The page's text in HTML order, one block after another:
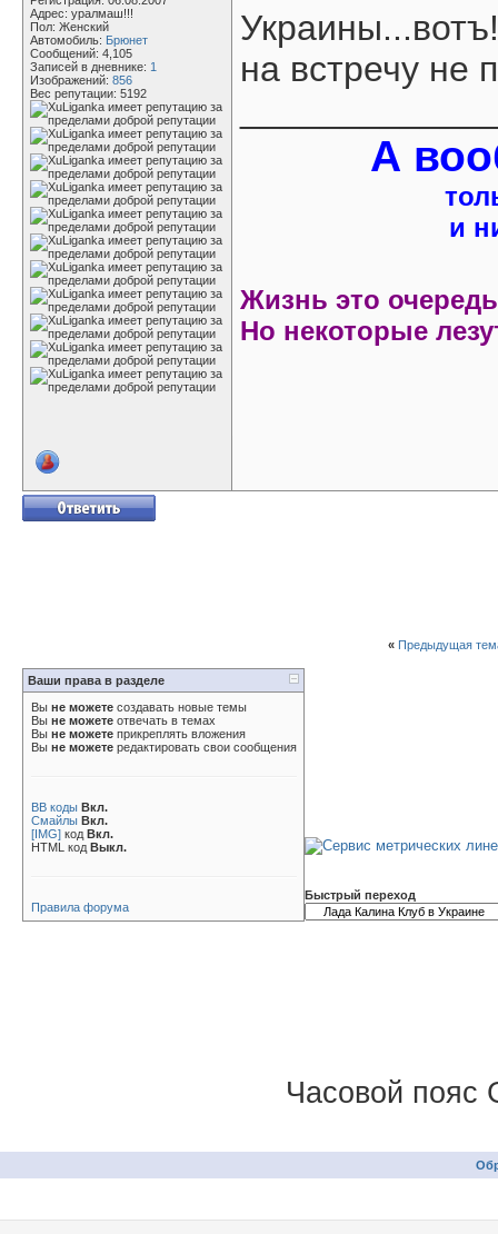
Адрес: уралмаш!!!
Пол: Женский
Автомобиль: Брюнет
Сообщений: 4,105
Записей в дневнике: 1
Изображений: 856
Вес репутации: 5192
Украины...вотъ!
на встречу не
А
и
Жизнь это
Но некоторые
« Предыдущая
Ваши права в разделе
Вы не можете создавать новые темы
Вы не можете отвечать в темах
Вы не можете прикреплять вложения
Вы не можете редактировать свои сообщения
BB коды Вкл.
Смайлы Вкл.
[IMG] код Вкл.
HTML код Выкл.
Правила форума
Быстрый переход
Часовой пояс